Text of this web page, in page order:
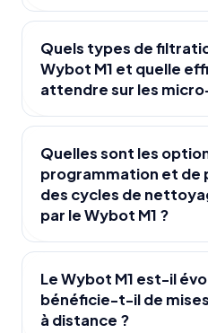
béton peint,
pentes douces, pentes
diamant).
Le Wybot M1 offre une
en fonctionnement et
une recharge
lithium-ion rechargeable.
Quels types de
Wybot M1 et quelle
attendre sur les
Le Wybot M1 dispose
avancée : un filtre
filtre mousse
permettant de capturer
que les micro-débris et
même en cas
Quelles sont les
programmation et de
des cycles de
par le Wybot M1 ?
Le Wybot M1
nettoyage, une
des cycles
fond, les parois, la
Le Wybot M1 est-il
bénéficie-t-il de
à distance ?